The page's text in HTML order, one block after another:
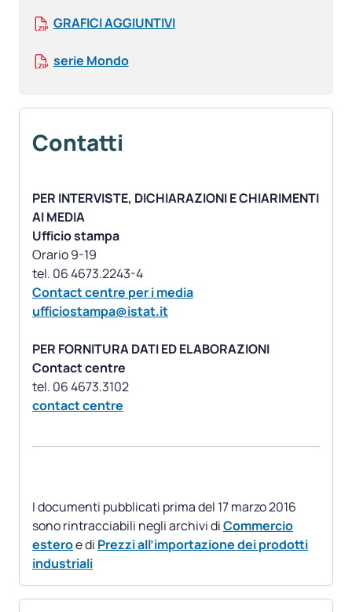
GRAFICI AGGIUNTIVI
serie Mondo
Contatti
PER INTERVISTE, DICHIARAZIONI E CHIARIMENTI
AI MEDIA
Ufficio stampa
Orario 9-19
Contact centre per i media
ufficiostampa@istat.it
PER FORNITURA DATI ED ELABORAZIONI
Contact centre
contact centre
I documenti pubblicati prima del 17 marzo 2016
sono rintracciabili negli archivi diCommercio
esteroe di Prezzi all’importazione dei prodotti
industriali